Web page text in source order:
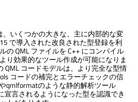
、いくつかの大きな、主に内部的な変
で導入された改良された型登録を利
の QML ファイルを C++ にコンパイル
り効果的なツール作成が可能になりま
QML コードモデルは、より完全な型情
コードの補完とエラーチェックの信
qmlformatのような静的解析ツール
宣言されるようになった型を認識でき